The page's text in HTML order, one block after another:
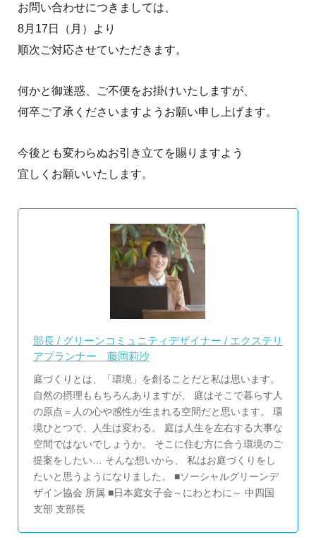
お問い合わせにつきましては、
8月17日（月）より
順次ご対応させていただきます。
何かと御迷惑、ご不便をお掛けいたしますが、
何卒ご了承くださいますようお願い申し上げます。
今後とも変わらぬお引き立てを賜りますよう
宜しくお願いいたします。
部長 / グリーンコミュニティデザイナー / エクステリ
アプランナー 藤岡莉沙
庭づくりとは、「環境」を創ることだと私は思います。
自然の摂理ももちろんありますが、 庭はそこで暮らす人
の原点＝人の心や感性が生まれる空間だと思います。 環
境ひとつで、人生は変わる。 庭は人生を左右する大事な
空間ではないでしょうか。 そこに住む方に合う環境のご
提案をしたい… そんな想いから、 私はお庭づくりをし
たいと思うようになりました。 ■ソーシャルグリーンデ
ザイン協会 所属 ■日本庭女子会～にわとわに～ 中四国
支部 支部長